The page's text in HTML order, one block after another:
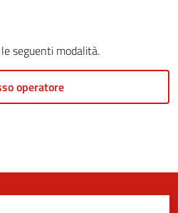
seguenti modalità.
operatore